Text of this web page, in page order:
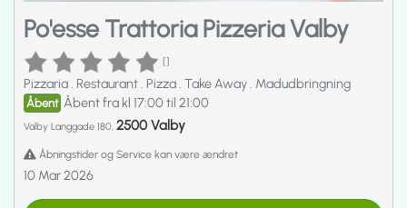
Po'esse Trattoria Pizzeria Valby
[]
Pizzaria Restaurant Pizza Take Away Madudbringning
Åbent Åbent fra kl 17:00 til 21:00
Valby Langgade 180, 2500 Valby
Åbningstider og Service kan være ændret
10 Mar 2026